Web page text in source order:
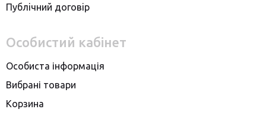
Публiчний договiр
Особистий кабінет
Особиста інформація
Вибрані товари
Корзина